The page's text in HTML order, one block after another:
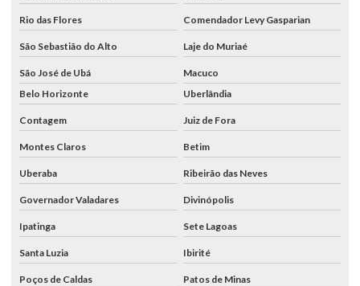
Rio das Flores Comendador Levy Gasparian
São Sebastião do Alto Laje do Muriaé
São José de Ubá
Macuco
Belo Horizonte
Uberlândia
Contagem Juiz de Fora
Montes Claros Betim
Uberaba Ribeirão das Neves
Governador Valadares Divinópolis
Ipatinga Sete Lagoas
Santa Luzia Ibirité
Poços de Caldas Patos de Minas